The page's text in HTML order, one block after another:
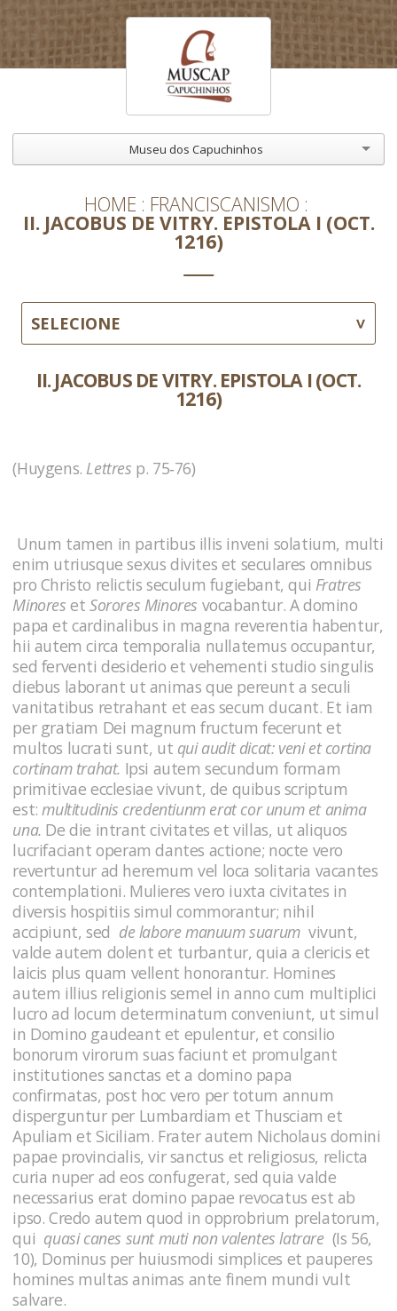
Museu dos Capuchinhos
HOME FRANCISCANISMO
II. JACOBUS DE VITRY. EPISTOLA I (OCT.
1216)
SELECIONE
II. JACOBUS DE VITRY. EPISTOLA I (OCT.
1216)
(Huygens. Lettres p. 75‑76)
Unum tamen in partibus illis inveni solatium, multi
enim utriusque sexus divites et seculares omnibus
pro Christo relictis seculum fugiebant, qui Fratres
MinoresetSorores Minores vocabantur. A domino
papa et cardinalibus in magna reverentia habentur,
hii autem circa temporalia nullatemus occupantur,
sed ferventi desiderio et vehementi studio singulis
diebus laborant ut animas que pereunt a seculi
vanitatibus retrahant et eas secum ducant. Et iam
per gratiam Dei magnum fructum fecerunt et
multos lucrati sunt, ut qui audit dicat: veni et cortina
cortinam trahat. Ipsi autem secundum formam
primitivae ecclesiae vivunt, de quibus scriptum
est: multitudinis credentiunm erat cor unum et anima
una. De die intrant civitates et villas, ut aliquos
lucrifaciant operam dantes actione; nocte vero
revertuntur ad heremum vel loca solitaria vacantes
contemplationi. Mulieres vero iuxta civitates in
diversis hospitiis simul commorantur; nihil
accipiunt, sed de labore manuum suarum vivunt,
valde autem dolent et turbantur, quia a clericis et
laicis plus quam vellent honorantur. Homines
autem illius religionis semel in anno cum multiplici
lucro ad locum determinatum conveniunt, ut simul
in Domino gaudeant et epulentur, et consilio
bonorum virorum suas faciunt et promulgant
institutiones sanctas et a domino papa
confirmatas, post hoc vero per totum annum
disperguntur per Lumbardiam et Thusciam et
Apuliam et Siciliam. Frater autem Nicholaus domini
papae provincialis, vir sanctus et religiosus, relicta
curia nuper ad eos confugerat, sed quia valde
necessarius erat domino papae revocatus est ab
ipso. Credo autem quod in opprobrium prelatorum,
qui quasi canes sunt muti non valentes latrare (Is 56,
10), Dominus per huiusmodi simplices et pauperes
homines multas animas ante finem mundi vult
salvare.